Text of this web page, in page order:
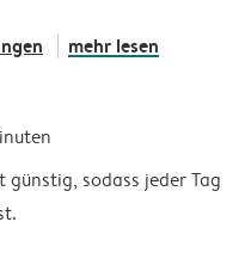
mehr lesen
günstig, sodass jeder Tag